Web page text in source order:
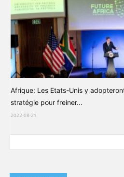
Afrique: Les Etats-Unis y
stratégie pour freiner...
2022-08-21